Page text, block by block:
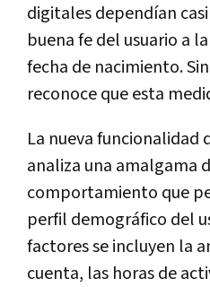
digitales dependían
buena fe del usuario a
fecha de nacimiento.
reconoce que esta
La nueva funcionalidad
analiza una amalgama
comportamiento que
perfil demográfico del
factores se incluyen la
cuenta, las horas de